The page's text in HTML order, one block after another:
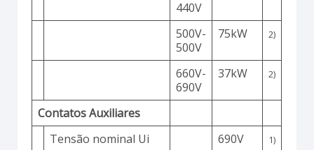
440V
500V-
500V
75kW 2)
660V-
690V
37kW 2)
Contatos Auxiliares
Tensão nominal Ui
690V 1)